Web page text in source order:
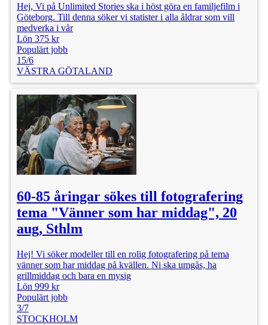
Hej, Vi på Unlimited Stories ska i höst göra en familjefilm i
Göteborg. Till denna söker vi statister i alla åldrar som vill
medverka i vår
Lön 375 kr
Populärt jobb
15/6
VÄSTRA GÖTALAND
60-85 åringar sökes till fotografering
tema "Vänner som har middag", 20
aug, Sthlm
Hej! Vi söker modeller till en rolig fotografering på tema
vänner som har middag på kvällen. Ni ska umgås, ha
grillmiddag och bara en mysig
Lön 999 kr
Populärt jobb
3/7
STOCKHOLM